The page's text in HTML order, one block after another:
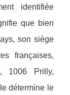
identifiée
que bien
son siège
françaises,
1006 Prilly,
détermine le